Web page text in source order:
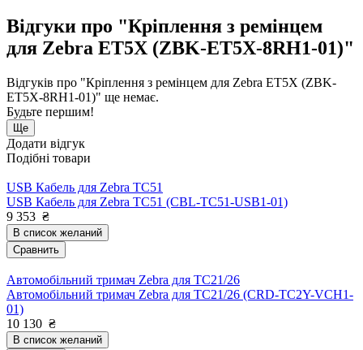
Відгуки про "Кріплення з ремінцем
для Zebra ET5X (ZBK-ET5X-8RH1-01)"
Відгуків про "Кріплення з ремінцем для Zebra ET5X (ZBK-
ET5X-8RH1-01)" ще немає.
Будьте першим!
Ще
Додати відгук
Подібні товари
USB Кабель для Zebra TC51
USB Кабель для Zebra TC51 (CBL-TC51-USB1-01)
9 353 ₴
В список желаний
Сравнить
Автомобільний тримач Zebra для TC21/26
Автомобільний тримач Zebra для TC21/26 (CRD-TC2Y-VCH1-
01)
10 130 ₴
В список желаний